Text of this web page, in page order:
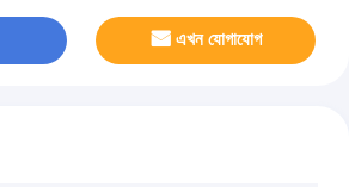
এখন যোগাযোগ